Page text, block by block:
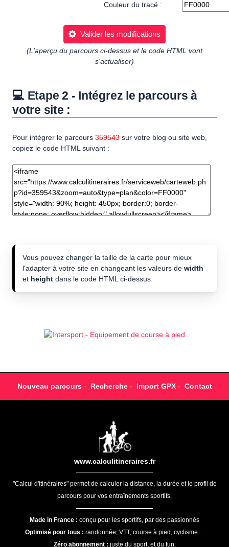
Couleur du tracé :
Valider les modifications
(L'aperçu du parcours ci-dessus et le code HTML vont
s'actualiser)
💻 Etape 2 - Intégrez le parcours à
votre site :
Pour intégrer le parcours 359543 sur votre blog ou site web,
copiez le code HTML suivant :
Vous pouvez changer la taille de la carte pour mieux
l'adapter à votre site en changeant les valeurs de width
et height dans le code HTML ci-dessus.
Nouveau parcours- Recherche- Import GPX- Contact
www.calculitineraires.fr
"Calcul d'itinéraires" permet de calculer la distance, la durée et le profil de
parcours pour vos entraînements sportifs.
Made in France : conçu pour les sportifs, par des passionnés
Optimisé pour tous : randonnée, VTT, course à pied, cyclisme…
Zéro abonnement : juste du sport, et du fun.